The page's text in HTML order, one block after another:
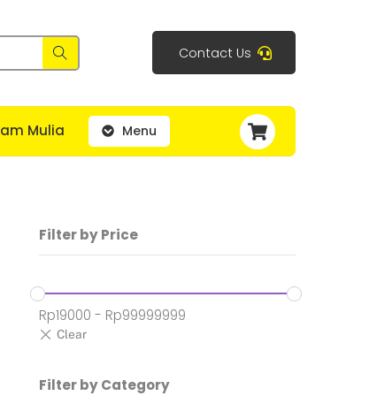
Mulia Menu
Contact Us
Filter by Price
Rp19000 - Rp99999999
Filter by Category